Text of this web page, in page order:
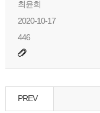
최윤희
2020-10-17
446
PREV